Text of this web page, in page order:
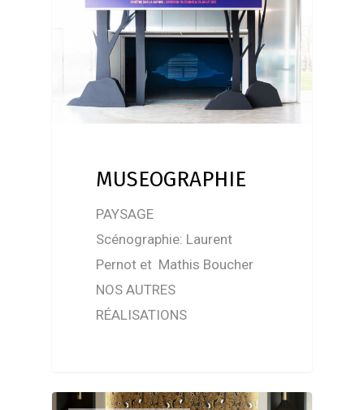
MUSEOGRAPHIE
PAYSAGE
Scénographie: Laurent
Pernot et Mathis Boucher
NOS AUTRES
RÉALISATIONS